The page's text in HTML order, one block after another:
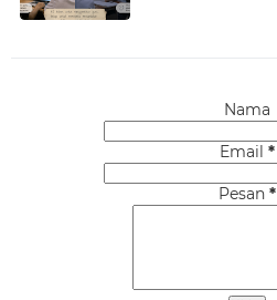
Nama
Email *
Pesan *